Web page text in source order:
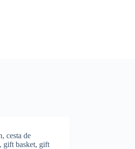
, cesta de
, gift basket, gift